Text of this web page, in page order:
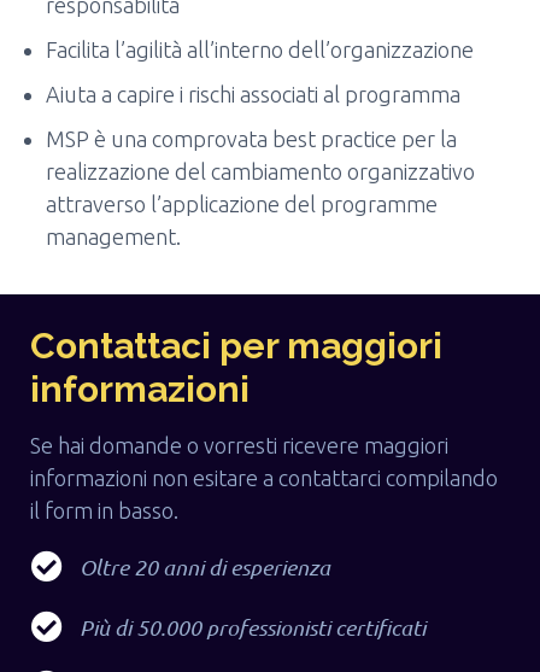
responsabilità
Facilita l’agilità all’interno dell’organizzazione
Aiuta a capire i rischi associati al programma
MSP è una comprovata best practice per la
realizzazione del cambiamento organizzativo
attraverso l’applicazione del programme
management.
Contattaci per maggiori
informazioni
Se hai domande o vorresti ricevere maggiori
informazioni non esitare a contattarci compilando
il form in basso.
Oltre 20 anni di esperienza
Più di 50.000 professionisti certificati